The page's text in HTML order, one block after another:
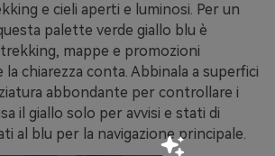
e cieli aperti e luminosi. Per un
palette verde giallo blu è
mappe e promozioni
chiarezza conta. Abbinala a superfici
abbondante per controllare i
il giallo solo per avvisi e stati di
al blu per la navigazione principale.